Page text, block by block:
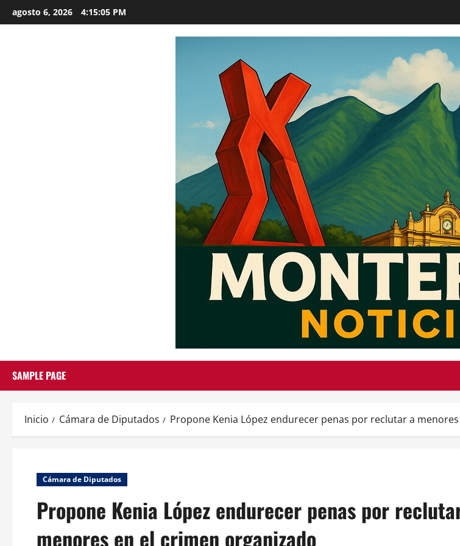
al
agosto 6, 2026 4:15:07 PM
SAMPLE PAGE
Inicio Cámara de Diputados Propone Kenia López endurecer penas por reclutar a
Cámara de Diputados
Propone Kenia López endurecer penas por
menores en el crimen organizado